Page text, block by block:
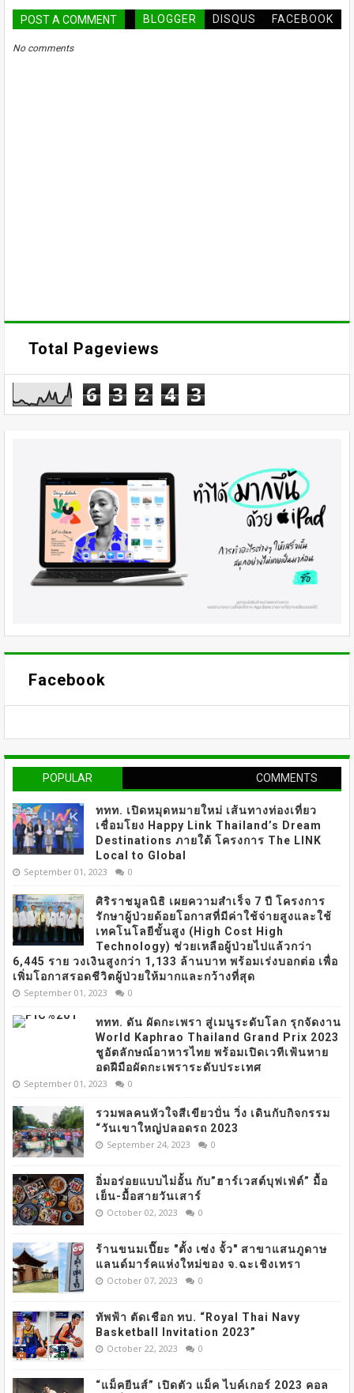
POST A COMMENT BLOGGER DISQUS FACEBOOK
No comments
Total Pageviews
6 3 2 4 3
Facebook
POPULAR COMMENTS
ททท. เปิดหมุดหมายใหม่ เส้นทางท่องเที่ยว
เชื่อมโยง Happy Link Thailand’s Dream
Destinations ภายใต้ โครงการ The LINK
Local to Global
September 01, 2023 0
ศิริราชมูลนิธิ เผยความสำเร็จ 7 ปี โครงการ
รักษาผู้ป่วยด้อยโอกาสที่มีค่าใช้จ่ายสูงและใช้
เทคโนโลยีขั้นสูง (High Cost High
Technology) ช่วยเหลือผู้ป่วยไปแล้วกว่า
6,445 ราย วงเงินสูงกว่า 1,133 ล้านบาท พร้อมเร่งบอกต่อ เพื่อ
เพิ่มโอกาสรอดชีวิตผู้ป่วยให้มากและกว้างที่สุด
September 01, 2023 0
ททท. ดัน ผัดกะเพรา สู่เมนูระดับโลก รุกจัดงาน
World Kaphrao Thailand Grand Prix 2023
ชูอัตลักษณ์อาหารไทย พร้อมเปิดเวทีเฟ้นหาย
อดฝีมือผัดกะเพราระดับประเทศ
September 01, 2023 0
รวมพลคนหัวใจสีเขียวปั่น วิ่ง เดินกับกิจกรรม
“วันเขาใหญ่ปลอดรถ 2023
September 24, 2023 0
อิ่มอร่อยแบบไม่อั้น กับ”ฮาร์เวสต์บุฟเฟ่ต์” มื้อ
เย็น-มื้อสายวันเสาร์
October 02, 2023 0
ร้านขนมเปี๊ยะ "ตั้ง เซ่ง จั้ว" สาขาแสนภูดาษ
แลนด์มาร์คแห่งใหม่ของ จ.ฉะเชิงเทรา
October 07, 2023 0
ทัพฟ้า ตัดเชือก ทบ. “Royal Thai Navy
Basketball Invitation 2023”
October 22, 2023 0
“แม็คยีนส์” เปิดตัว แม็ค ไบค์เกอร์ 2023 คอล